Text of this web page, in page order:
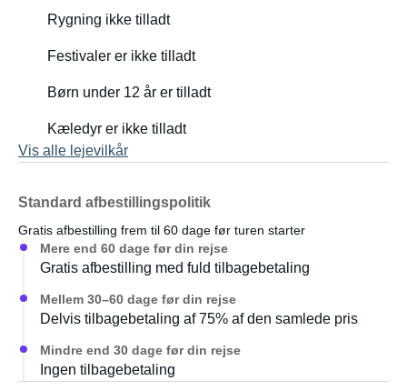
ikke har brug for tagteltet.
Uanset om det er med eller uden tagtelt – stig ind, tag
bliver hver tur en lille smule frihed på hjul!
Rygning ikke tilladt
Festivaler er ikke tilladt
Børn under 12 år er tilladt
Kæledyr er ikke tilladt
Vis alle lejevilkår
Standard afbestillingspolitik
Gratis afbestilling frem til 60 dage før turen starter
Mere end 60 dage før din rejse
Gratis afbestilling med fuld tilbagebetaling
Mellem 30–60 dage før din rejse
Delvis tilbagebetaling af 75% af den samlede pris
Mindre end 30 dage før din rejse
Ingen tilbagebetaling